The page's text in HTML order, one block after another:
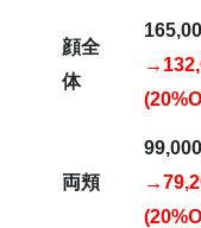
顔全
体
両頬